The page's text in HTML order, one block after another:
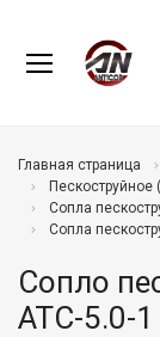
Главная страница
Пескоструйное
Сопла
Сопла
Сопло
ATC-5.0-1